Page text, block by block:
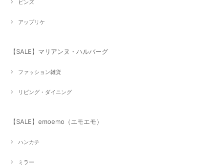
ピンズ
アップリケ
【SALE】マリアンヌ・ハルバーグ
ファッション雑貨
リビング・ダイニング
【SALE】emoemo（エモエモ）
ハンカチ
ミラー